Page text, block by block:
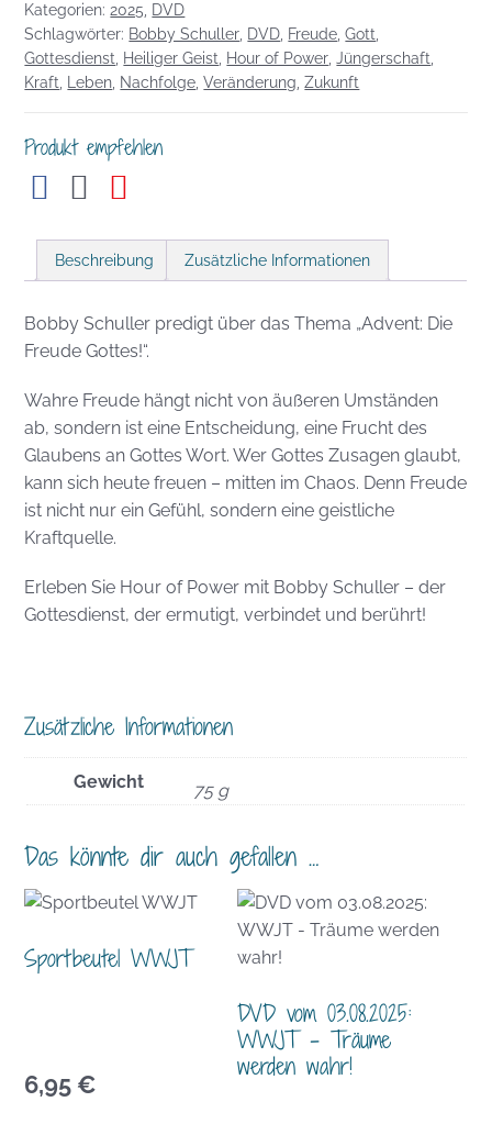
Gottes!
Menge
Kategorien: 2025
DVD
Schlagwörter: Bobby Schuller DVD Freude ,Gott
Gottesdienst
Heiliger Geist Hour of Power ,Jüngerschaft
Kraft
Leben Nachfolge ,Veränderung ,Zukunft
Produkt empfehlen
Beschreibung Zusätzliche Informationen
Bobby Schuller predigt über das Thema „Advent: Die
Freude Gottes!“.
Wahre Freude hängt nicht von äußeren Umständen
ab, sondern ist eine Entscheidung, eine Frucht des
Glaubens an Gottes Wort. Wer Gottes Zusagen glaubt,
kann sich heute freuen – mitten im Chaos. Denn Freude
ist nicht nur ein Gefühl, sondern eine geistliche
Kraftquelle.
Erleben Sie Hour of Power mit Bobby Schuller – der
Gottesdienst, der ermutigt, verbindet und berührt!
Zusätzliche Informationen
Gewicht 75 g
Das könnte dir auch gefallen …
Sportbeutel WWJT
6,95 €
DVD vom 03.08.2025:
WWJT – Träume
werden wahr!